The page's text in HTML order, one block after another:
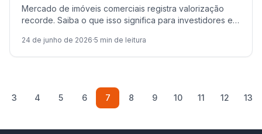
Mercado de imóveis comerciais registra valorização
recorde. Saiba o que isso significa para investidores e
24 de junho de 2026·5 min de leitura
3 4 5 6 7 8 9 10 11 12 13